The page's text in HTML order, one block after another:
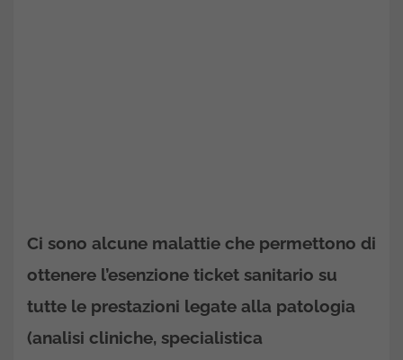
Ci sono alcune malattie che permettono di
ottenere l’esenzione ticket sanitario su
tutte le prestazioni legate alla patologia
(analisi cliniche, specialistica